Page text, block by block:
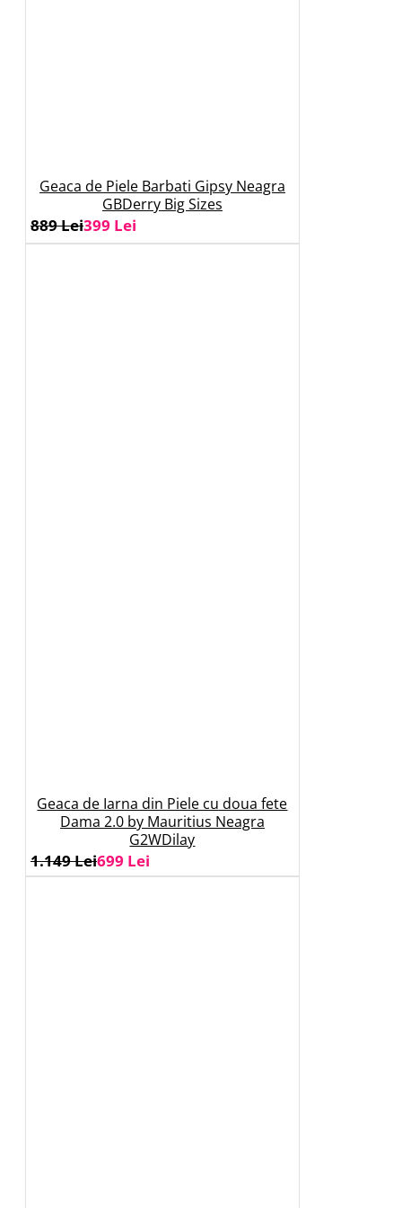
Geaca de Piele Barbati Gipsy Neagra
GBDerry Big Sizes
399 Lei
889 Lei
Geaca de Iarna din Piele cu doua fete
Dama 2.0 by Mauritius Neagra
G2WDilay
699 Lei
1.149 Lei